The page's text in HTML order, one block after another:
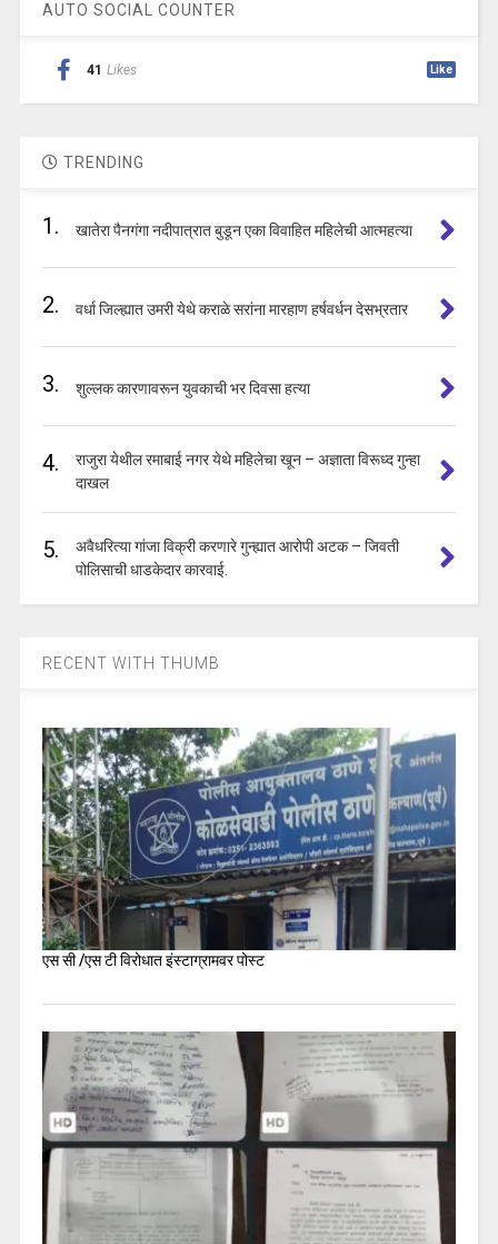
AUTO SOCIAL COUNTER
41 Likes Like
TRENDING
1. खातेरा पैनगंगा नदीपात्रात बुडून एका विवाहित महिलेची आत्महत्या
2. वर्धा जिल्ह्यात उमरी येथे कराळे सरांना मारहाण हर्षवर्धन देसभ्रतार
3. शुल्लक कारणावरून युवकाची भर दिवसा हत्या
4.
राजुरा येथील रमाबाई नगर येथे महिलेचा खून – अज्ञाता विरूध्द गुन्हा
दाखल
5.
अवैधरित्या गांजा विक्री करणारे गुन्ह्यात आरोपी अटक – जिवती
पोलिसाची धाडकेदार कारवाई.
RECENT WITH THUMB
एस सी /एस टी विरोधात इंस्टाग्रामवर पोस्ट